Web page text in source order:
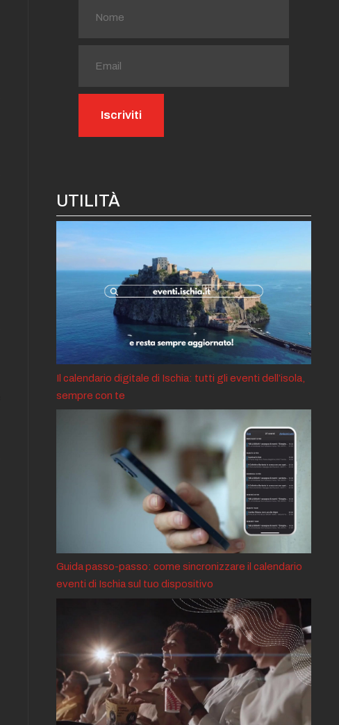
UTILITÀ
Il calendario digitale di Ischia: tutti gli eventi dell’isola,
sempre con te
Guida passo-passo: come sincronizzare il calendario
eventi di Ischia sul tuo dispositivo